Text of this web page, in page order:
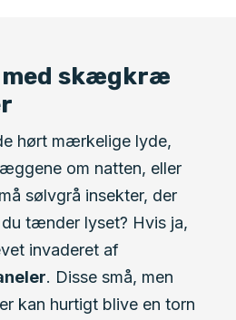
med skægkræ
hørt mærkelige lyde,
om natten, eller
sølvgrå insekter, der
tænder lyset? Hvis ja,
invaderet af
. Disse små, men
kan hurtigt blive en torn